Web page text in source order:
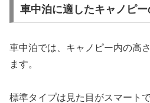
車中泊に適したキャノピ
車中泊では、キャノピー内の高
ます。
標準タイプは見た目がスマート